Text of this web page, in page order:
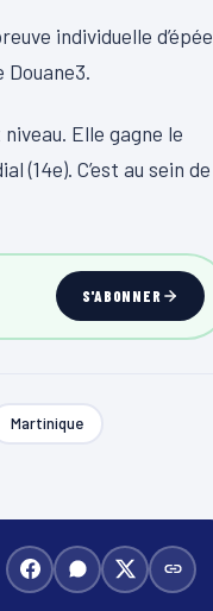
individuelle d’épée
Douane3.
Elle gagne le
C’est au sein de
S'ABONNER
Martinique